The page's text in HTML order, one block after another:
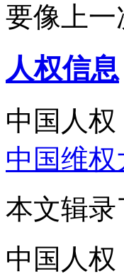
要像上
人权信息
中国人权
中国维
本文辑
中国人权